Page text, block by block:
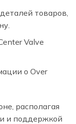
товаров,
Valve
о Over
располагая
и поддержкой